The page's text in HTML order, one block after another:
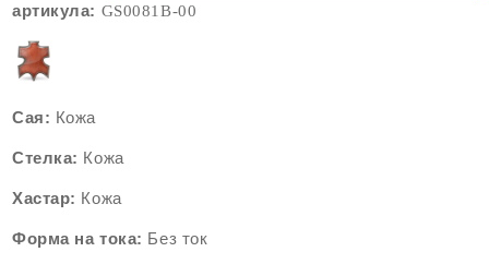
артикула: GS0081B-00
Сая: Кожа
Стелка: Кожа
Хастар: Кожа
Форма на тока: Без ток